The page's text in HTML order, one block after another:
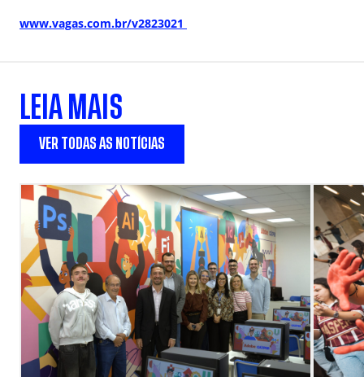
www.vagas.com.br/v2823021
LEIA MAIS
VER TODAS AS NOTÍCIAS